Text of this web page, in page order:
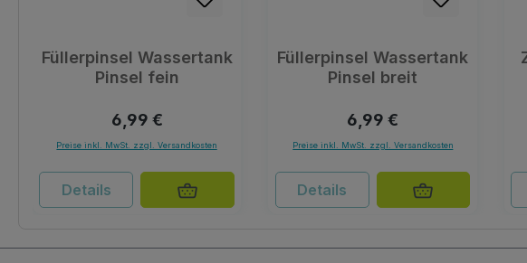
Füllerpinsel Wassertank
Pinsel fein
Regulärer Preis:
6,99 €
Preise inkl. MwSt. zzgl. Versandkosten
Details
Füllerpinsel Wassertank
Pinsel breit
Regulärer Preis:
6,99 €
Preise inkl. MwSt. zzgl. Versandkosten
Details